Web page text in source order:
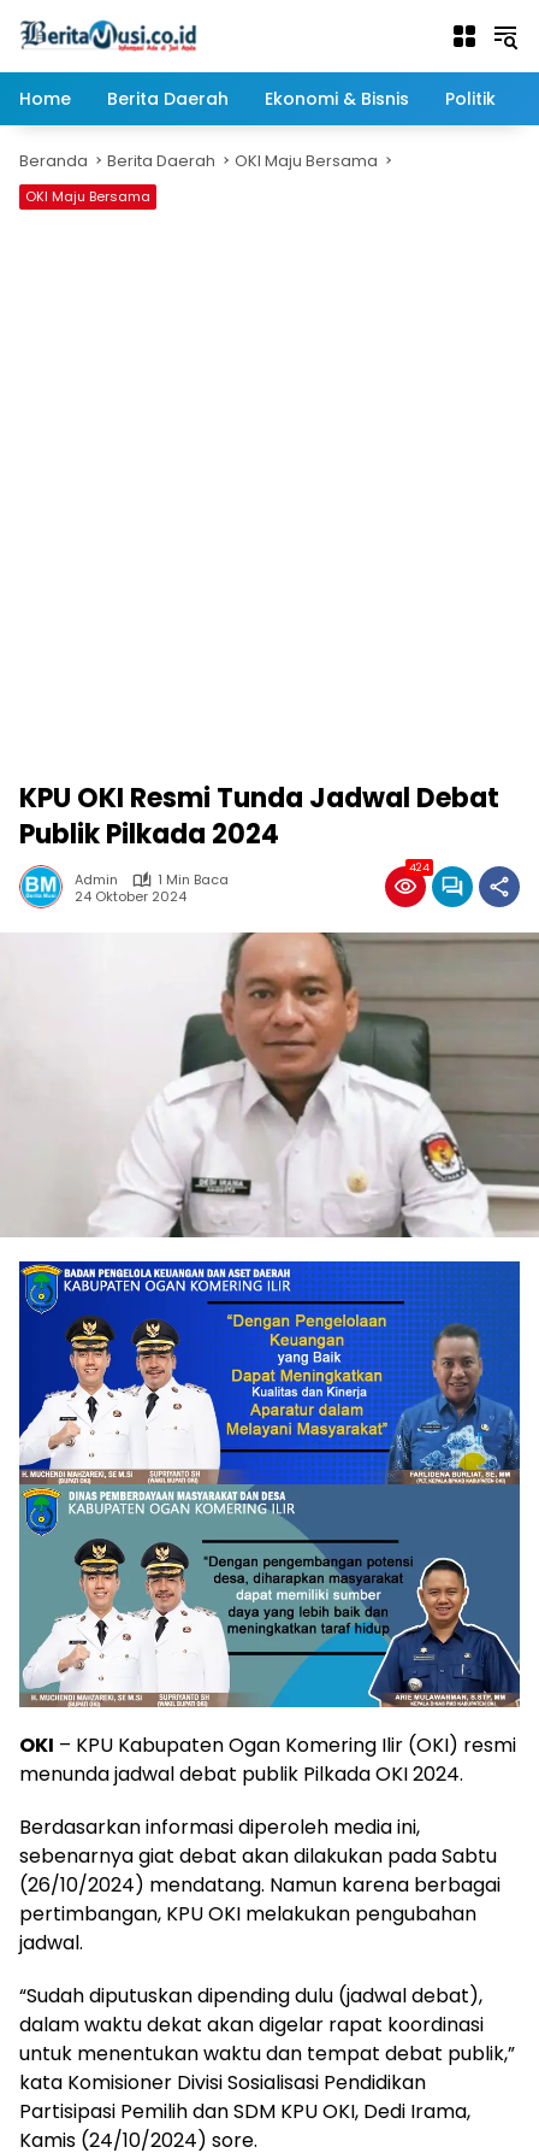
Home
Berita Daerah Ekonomi & Bisnis Politik
Beranda Berita Daerah OKI Maju Bersama
OKI Maju Bersama
KPU OKI Resmi Tunda Jadwal Debat
Publik Pilkada 2024
Admin
1 Min Baca
24 Oktober 2024
424
OKI – KPU Kabupaten Ogan Komering Ilir (OKI) resmi
menunda jadwal debat publik Pilkada OKI 2024.
Berdasarkan informasi diperoleh media ini,
sebenarnya giat debat akan dilakukan pada Sabtu
(26/10/2024) mendatang. Namun karena berbagai
pertimbangan, KPU OKI melakukan pengubahan
jadwal.
“Sudah diputuskan dipending dulu (jadwal debat),
dalam waktu dekat akan digelar rapat koordinasi
untuk menentukan waktu dan tempat debat publik,”
kata Komisioner Divisi Sosialisasi Pendidikan
Partisipasi Pemilih dan SDM KPU OKI, Dedi Irama,
Kamis (24/10/2024) sore.